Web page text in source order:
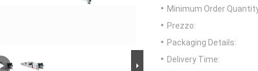
Minimum Order
Prezzo:
Packaging Details:
Delivery Time: